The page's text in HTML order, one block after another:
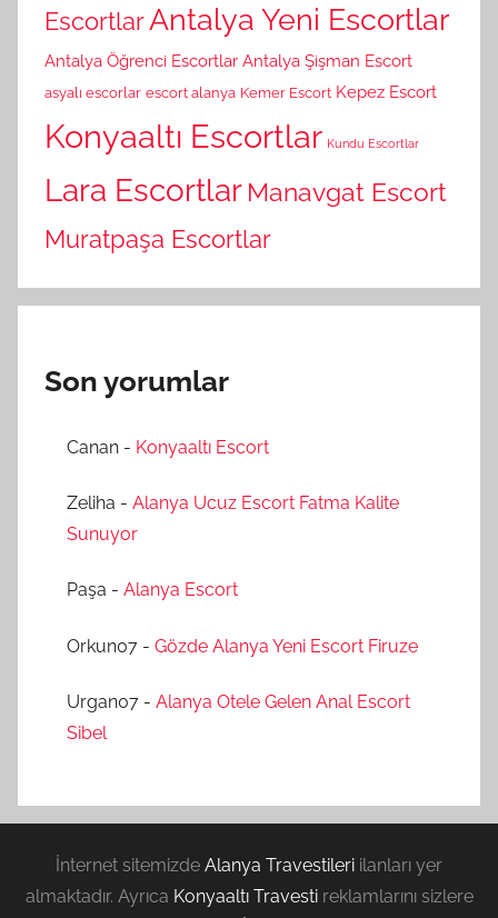
EscortlarAntalya Yeni Escortlar
Antalya Öğrenci Escortlar Antalya Şişman Escort
asyalı escorlar escort alanya Kemer Escort Kepez Escort
Konyaaltı Escortlar Kundu Escortlar
Lara Escortlar Manavgat Escort
Muratpaşa Escortlar
Son yorumlar
Canan - Konyaaltı Escort
Zeliha - Alanya Ucuz Escort Fatma Kalite
Sunuyor
Paşa - Alanya Escort
Orkun07 - Gözde Alanya Yeni Escort Firuze
Urgan07 - Alanya Otele Gelen Anal Escort
Sibel
İnternet sitemizde Alanya Travestileri ilanları yer
almaktadır. Ayrıca Konyaaltı Travestireklamlarını sizlere